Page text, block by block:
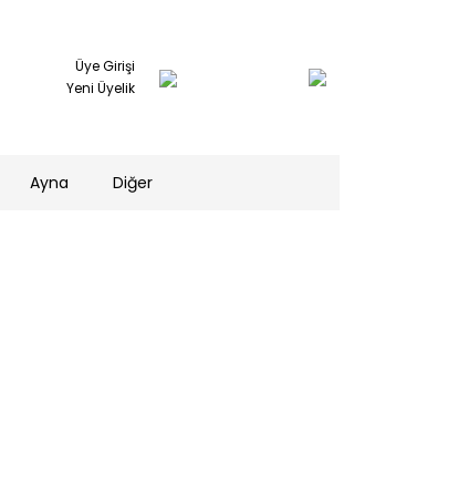
Üye Girişi
Yeni Üyelik
Ayna Diğer